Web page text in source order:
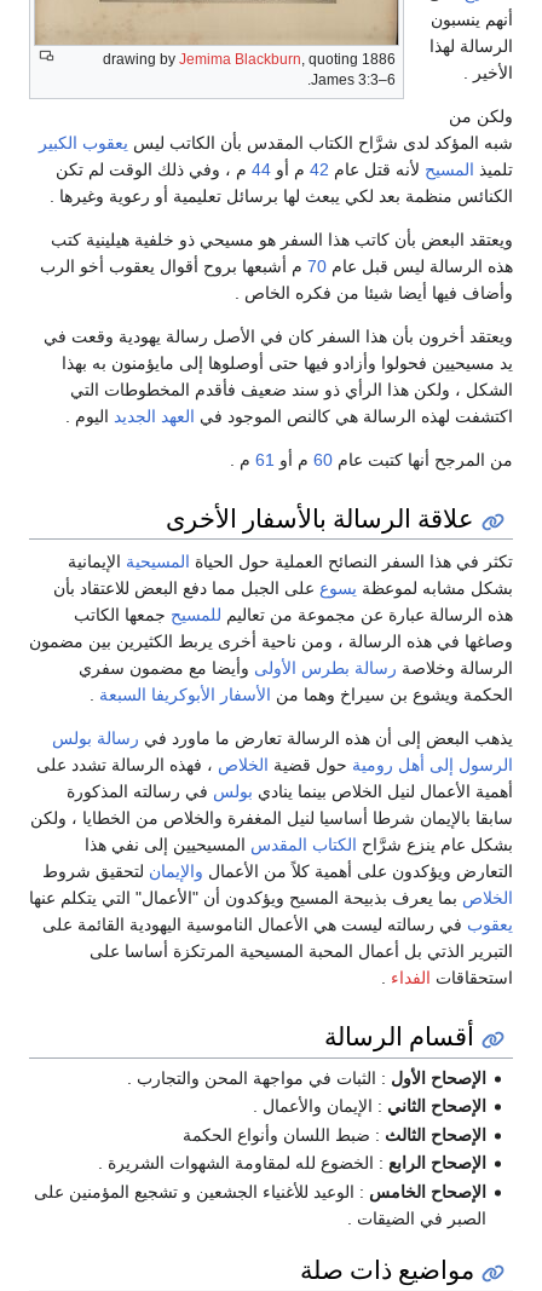
1886 drawing by
Jemima Blackburn, quoting
James 3:3–6.
أنهم ينسبون
الرسالة لهذا
الأخير .
ولكن من
شبه المؤكد لدى شرَّاح الكتاب المقدس بأن الكاتب ليس يعقوب الكبير
تلميذ المسيح لأنه قتل عام 42 م أو 44 م ، وفي ذلك الوقت لم تكن
الكنائس منظمة بعد لكي يبعث لها برسائل تعليمية أو رعوية وغيرها .
ويعتقد البعض بأن كاتب هذا السفر هو مسيحي ذو خلفية هيلينية كتب
هذه الرسالة ليس قبل عام 70 م أشبعها بروح أقوال يعقوب أخو الرب
وأضاف فيها أيضا شيئا من فكره الخاص .
ويعتقد أخرون بأن هذا السفر كان في الأصل رسالة يهودية وقعت في
يد مسيحيين فحولوا وأزادو فيها حتى أوصلوها إلى مايؤمنون به بهذا
الشكل ، ولكن هذا الرأي ذو سند ضعيف فأقدم المخطوطات التي
اكتشفت لهذه الرسالة هي كالنص الموجود في العهد الجديد اليوم .
من المرجح أنها كتبت عام 60 م أو 61 م .
علاقة الرسالة بالأسفار الأخرى
تكثر في هذا السفر النصائح العملية حول الحياة المسيحية الإيمانية
بشكل مشابه لموعظة يسوع على الجبل مما دفع البعض للاعتقاد بأن
هذه الرسالة عبارة عن مجموعة من تعاليم للمسيح جمعها الكاتب
وصاغها في هذه الرسالة ، ومن ناحية أخرى يربط الكثيرين بين مضمون
الرسالة وخلاصة رسالة بطرس الأولى وأيضا مع مضمون سفري
الحكمة ويشوع بن سيراخ وهما من الأسفار الأبوكريفا السبعة .
يذهب البعض إلى أن هذه الرسالة تعارض ما ماورد في رسالة بولس
الرسول إلى أهل رومية حول قضية الخلاص ، فهذه الرسالة تشدد على
أهمية الأعمال لنيل الخلاص بينما ينادي بولس في رسالته المذكورة
سابقا بالإيمان شرطا أساسيا لنيل المغفرة والخلاص من الخطايا ، ولكن
بشكل عام ينزع شرَّاح الكتاب المقدس المسيحيين إلى نفي هذا
التعارض ويؤكدون على أهمية كلاً من الأعمال والإيمان لتحقيق شروط
الخلاص بما يعرف بذبيحة المسيح ويؤكدون أن "الأعمال" التي يتكلم عنها
يعقوب في رسالته ليست هي الأعمال الناموسية اليهودية القائمة على
التبرير الذتي بل أعمال المحبة المسيحية المرتكزة أساسا على
استحقاقات الفداء .
أقسام الرسالة
الإصحاح الأول : الثبات في مواجهة المحن والتجارب .
الإصحاح الثاني : الإيمان والأعمال .
الإصحاح الثالث : ضبط اللسان وأنواع الحكمة
الإصحاح الرابع : الخضوع لله لمقاومة الشهوات الشريرة .
الإصحاح الخامس : الوعيد للأغنياء الجشعين و تشجيع المؤمنين على
الصبر في الضيقات .
مواضيع ذات صلة